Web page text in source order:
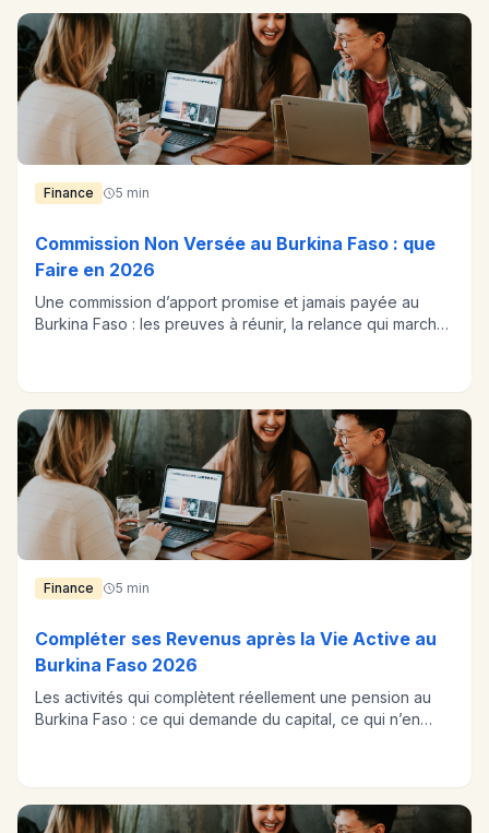
Finance 5 min
Commission Non Versée au Burkina Faso : que
Faire en 2026
Une commission d’apport promise et jamais payée au
Burkina Faso : les preuves à réunir, la relance qui marche,
Finance 5 min
Compléter ses Revenus après la Vie Active au
Burkina Faso 2026
Les activités qui complètent réellement une pension au
Burkina Faso : ce qui demande du capital, ce qui n’en